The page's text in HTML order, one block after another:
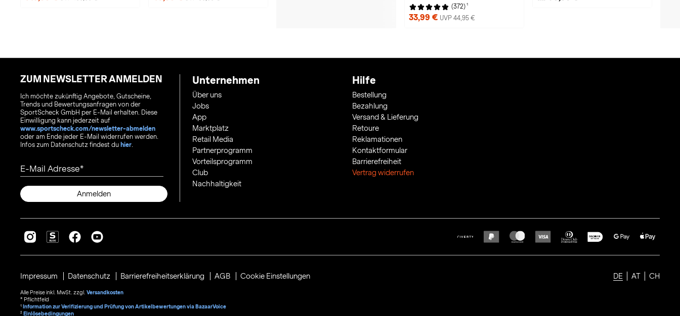
(372) 1
33,99 € UVP 44,95 €
ZUM NEWSLETTER ANMELDEN
Ich möchte zukünftig Angebote, Gutscheine,
Trends und Bewertungsanfragen von der
SportScheck GmbH per E-Mail erhalten. Diese
Einwilligung kann jederzeit auf
www.sportscheck.com/newsletter-abmelden
oder am Ende jeder E-Mail widerrufen werden.
Infos zum Datenschutz findest du hier.
E-Mail Adresse
Anmelden
Unternehmen
Über uns
Jobs
App
Marktplatz
Retail Media
Partnerprogramm
Vorteilsprogramm
Club
Nachhaltigkeit
Hilfe
Bestellung
Bezahlung
Versand & Lieferung
Retoure
Reklamationen
Kontaktformular
Barrierefreiheit
Vertrag widerrufen
DE AT CH
Impressum Datenschutz Barrierefreiheitserklärung AGB Cookie Einstellungen
Alle Preise inkl. MwSt. zzgl. Versandkosten
* Pflichtfeld
1 Information zur Verifizierung und Prüfung von Artikelbewertungen via BazaarVoice
² Einlösebedingungen